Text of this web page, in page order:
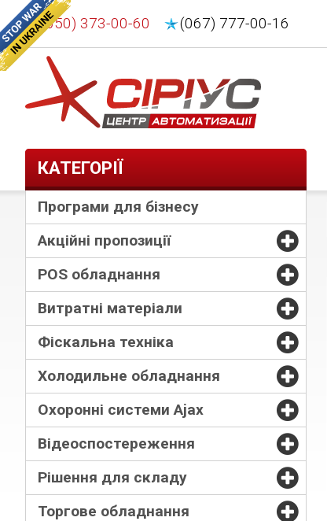
(050) 373-00-60 (067) 777-00-16
КАТЕГОРІЇ
Програми для бізнесу
Акційні пропозиції
POS обладнання
Витратні матеріали
Фіскальна техніка
Холодильне обладнання
Охоронні системи Ajax
Відеоспостереження
Рішення для складу
Торгове обладнання